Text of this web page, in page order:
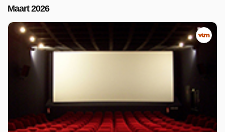
Maart 2026